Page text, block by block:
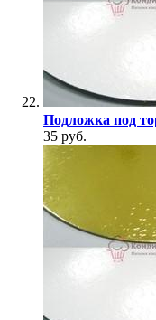
Подложка под
35 руб.